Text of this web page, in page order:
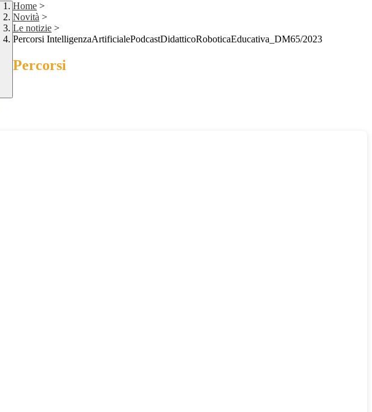
Home >
Novità >
Le notizie >
Percorsi IntelligenzaArtificialePodcastDidatticoRoboticaEducativa_DM65/2023
Percorsi